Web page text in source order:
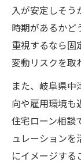
入が安定しそう
時期があるかど
重視するなら固
変動リスクを取
また、岐阜県
向や雇用環境も
住宅ローン相談
ュレーションを
にイメージする